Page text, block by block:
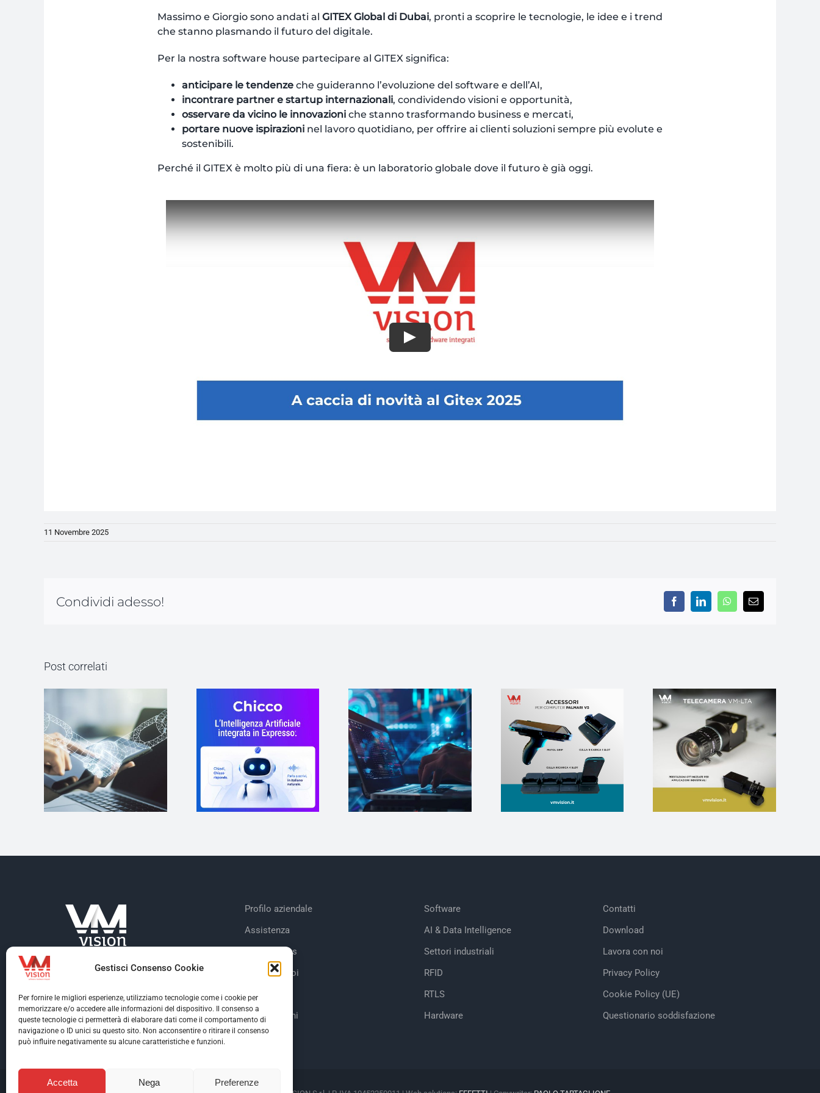
Gestisci Consenso Cookie
Per fornire le migliori esperienze, utilizziamo tecnologie come i cookie per
memorizzare e/o accedere alle informazioni del dispositivo. Il consenso a
queste tecnologie ci permetterà di elaborare dati come il comportamento di
navigazione o ID unici su questo sito. Non acconsentire o ritirare il consenso
può influire negativamente su alcune caratteristiche e funzioni.
Accetta Nega Preferenze
Massimo e Giorgio sono andati al GITEX Global di Dubai, pronti a scoprire le tecnologie, le idee e i trend
che stanno plasmando il futuro del digitale.
Per la nostra software house partecipare al GITEX significa:
anticipare le tendenzeche guideranno l’evoluzione del software e dell’AI,
incontrare partner e startup internazionali, condividendo visioni e opportunità,
osservare da vicino le innovazioniche stanno trasformando business e mercati,
portare nuove ispirazioninel lavoro quotidiano, per offrire ai clienti soluzioni sempre più evolute e
sostenibili.
Perché il GITEX è molto più di una fiera: è un laboratorio globale dove il futuro è già oggi.
11 Novembre 2025
Condividi adesso! FacebookLinkedInWhatsApp
Email
Post correlati
Doppia
Transizione
2026 – Camera
di Commercio
Chicco:
l’Intelligenza
Artificiale di
Expresso che
trasforma i dati
La prima
vittima del
ciclone IA: il
mondo del
software
NOVITÀ:
ACCESSORI
PER IL
ENTERPRISE
MOBILE
TELECAMERA
PROFESSIONALE
VM-LTA
Profilo aziendale
Assistenza
Case Stories
Dicono di noi
Clienti
Certificazioni
Software
AI & Data Intelligence
Settori industriali
RFID
RTLS
Hardware
Contatti
Download
Lavora con noi
Privacy Policy
Cookie Policy (UE)
Questionario soddisfazione